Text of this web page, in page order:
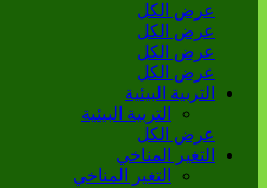
عرض الكل
عرض الكل
عرض الكل
عرض الكل
التربية البيئية
التربية البيئية
عرض الكل
التغير المناخي
التغير المناخي